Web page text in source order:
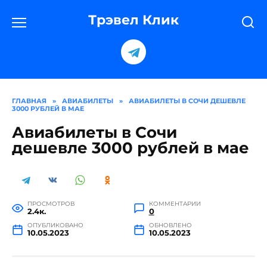
содержанию
Трэвел Клик
ГЛАВНАЯ » АВИАБИЛЕТЫ »
АВИАБИЛЕТЫ В СОЧИ ДЕШЕВЛЕ
3000 РУБЛЕЙ В МАЕ
Авиабилеты в Сочи
дешевле 3000 рублей в мае
ПРОСМОТРОВ
2.4к.
КОММЕНТАРИИ
0
ОПУБЛИКОВАНО
10.05.2023
ОБНОВЛЕНО
10.05.2023